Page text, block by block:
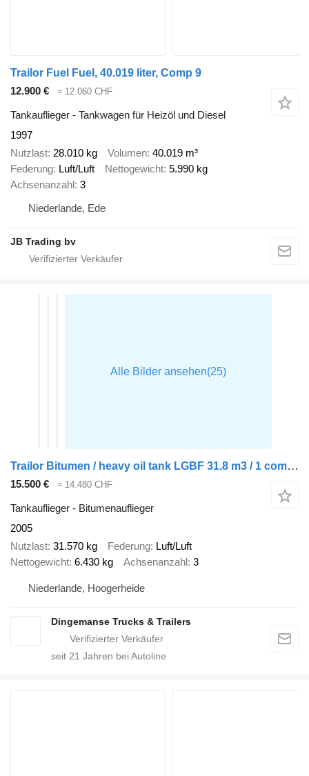
Trailor Fuel Fuel, 40.019 liter, Comp 9
12.900 €
≈ 12.060 CHF
Tankauflieger - Tankwagen für Heizöl und Diesel
1997
Nutzlast 28.010 kg Volumen 40.019 m³
Federung Luft/Luft Nettogewicht 5.990 kg
Achsenanzahl 3
Niederlande, Ede
JB Trading bv
Trailor Bitumen / heavy oil tank LGBF 31.8 m3 / 1 comp + ADR
15.500 € ≈ 14.480 CHF
Tankauflieger - Bitumenauflieger
2005
Nutzlast 31.570 kg Federung Luft/Luft
Nettogewicht 6.430 kg Achsenanzahl 3
Niederlande, Hoogerheide
Dingemanse Trucks & Trailers
seit 21 Jahren bei Autoline